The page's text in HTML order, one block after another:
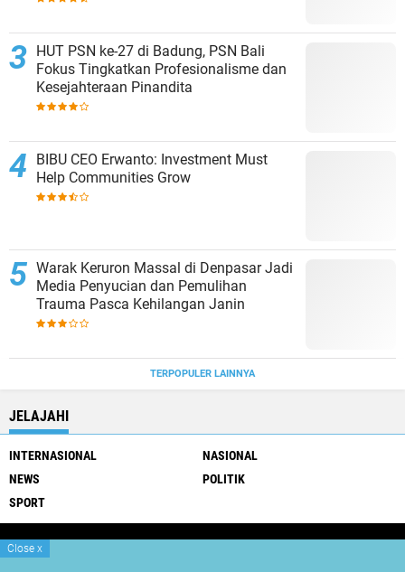
HUT PSN ke-27 di Badung, PSN Bali
Fokus Tingkatkan Profesionalisme dan
Kesejahteraan Pinandita
BIBU CEO Erwanto: Investment Must
Help Communities Grow
Warak Keruron Massal di Denpasar Jadi
Media Penyucian dan Pemulihan
Trauma Pasca Kehilangan Janin
TERPOPULER LAINNYA
JELAJAHI
INTERNASIONAL
NASIONAL
NEWS
POLITIK
SPORT
Close x